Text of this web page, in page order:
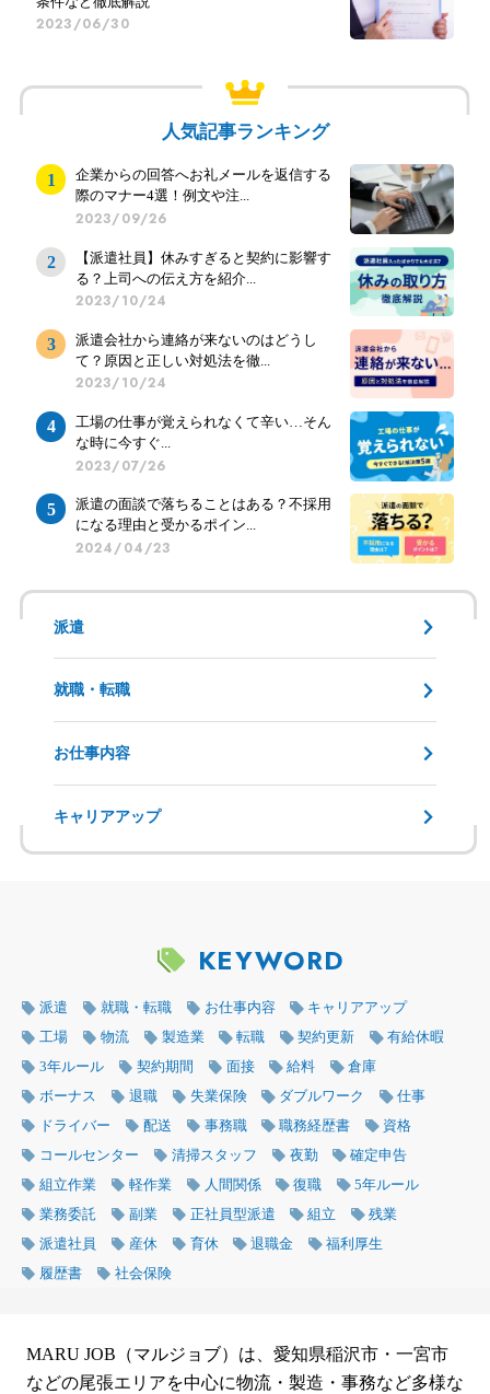
2023/06/30
人気記事ランキング
企業からの回答へお礼メールを返信する
際のマナー4選！例文や注...
2023/09/26
【派遣社員】休みすぎると契約に影響す
る？上司への伝え方を紹介...
2023/10/24
派遣会社から連絡が来ないのはどうし
て？原因と正しい対処法を徹...
2023/10/24
工場の仕事が覚えられなくて辛い…そん
な時に今すぐ...
2023/07/26
派遣の面談で落ちることはある？不採用
になる理由と受かるポイン...
2024/04/23
派遣
就職・転職
お仕事内容
キャリアアップ
KEYWORD
派遣 就職・転職 お仕事内容
キャリアアップ
工場
物流 製造業 転職 契約更新
有給休暇
3年ルール
契約期間 面接 給料
倉庫
ボーナス
退職 失業保険 ダブルワーク
仕事
ドライバー
配送 事務職 職務経歴書
資格
コールセンター
清掃スタッフ 夜勤
確定申告
組立作業
軽作業 人間関係 復職
5年ルール
業務委託
副業 正社員型派遣 組立
残業
派遣社員
産休 育休 退職金
福利厚生
履歴書
社会保険
MARU JOB（マルジョブ）は、愛知県稲沢市・一宮市
などの尾張エリアを中心に物流・製造・事務など多様な